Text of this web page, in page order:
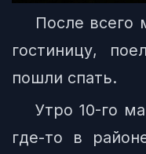
После всего
гостиницу,
пошли спать.
Утро 10-го
где-то в